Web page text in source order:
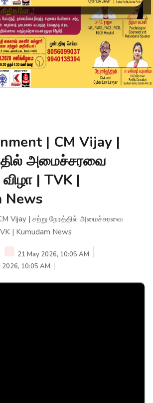
| CM Vijay |
அமைச்சரவை
விழா | TVK |
News
Vijay | சற்று நேரத்தில் அமைச்சரவை
| Kumudam News
21 May 2026, 10:05 AM
2026, 10:05 AM